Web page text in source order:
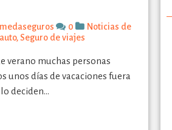
0
Noticias de
,Seguro de viajes
verano muchas personas
unos días de vacaciones fuera
deciden…